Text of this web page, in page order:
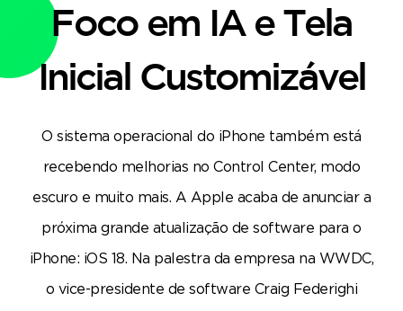
Foco em IA e Tela
Inicial Customizável
O sistema operacional do iPhone também está
recebendo melhorias no Control Center, modo
escuro e muito mais. A Apple acaba de anunciar a
próxima grande atualização de software para o
iPhone: iOS 18. Na palestra da empresa na WWDC,
o vice-presidente de software Craig Federighi